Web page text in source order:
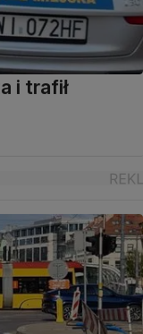
i trafił